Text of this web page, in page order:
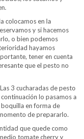
colocamos en la
y si hacemos
o bien podemos
hayamos
tener en cuenta
que el pesto no
3 cucharadas de pesto
lo pasamos a
en forma de
de prepararlo.
que quede como
tomate cherry y